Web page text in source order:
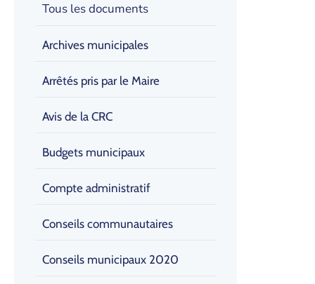
Tous les documents
Archives municipales
Arrêtés pris par le Maire
Avis de la CRC
Budgets municipaux
Compte administratif
Conseils communautaires
Conseils municipaux 2020